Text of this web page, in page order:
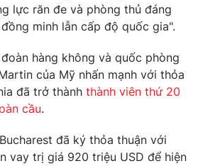
Podcast
Infographic
lực răn đe và phòng thủ đáng
minh lẫn cấp độ quốc gia".
hàng không và quốc phòng
của Mỹ nhấn mạnh với thỏa
đã trở thành thành viên thứ 20
cầu.
đã ký thỏa thuận với
vay trị giá 920 triệu USD để hiện